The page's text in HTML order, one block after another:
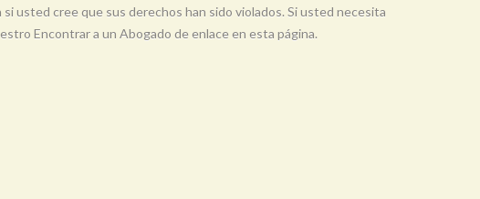
usted cree que sus derechos han sido violados. Si usted necesita
Encontrar a un Abogado de enlace en esta página.